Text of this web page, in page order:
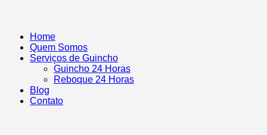
Home
Quem Somos
Serviços de Guincho
Guincho 24 Horas
Reboque 24 Horas
Blog
Contato